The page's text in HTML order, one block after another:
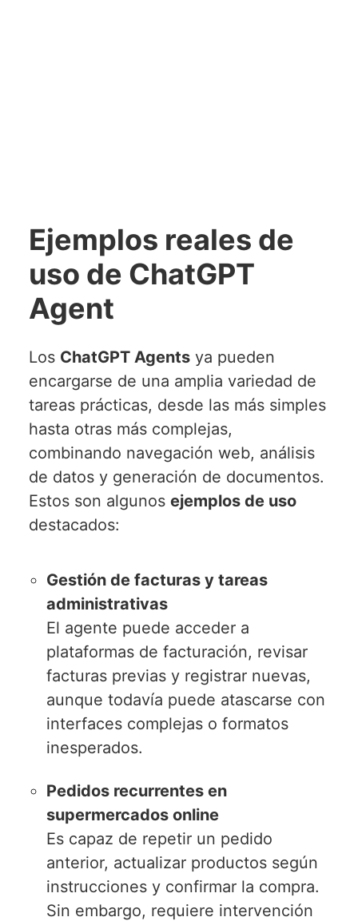
Ejemplos reales de
uso de ChatGPT
Agent
Los ChatGPT Agentsya pueden
encargarse de una amplia variedad de
tareas prácticas, desde las más simples
hasta otras más complejas,
combinando navegación web, análisis
de datos y generación de documentos.
Estos son algunos ejemplos de uso
destacados:
Gestión de facturas y tareas
administrativas
El agente puede acceder a
plataformas de facturación, revisar
facturas previas y registrar nuevas,
aunque todavía puede atascarse con
interfaces complejas o formatos
inesperados.
Pedidos recurrentes en
supermercados online
Es capaz de repetir un pedido
anterior, actualizar productos según
instrucciones y confirmar la compra.
Sin embargo, requiere intervención